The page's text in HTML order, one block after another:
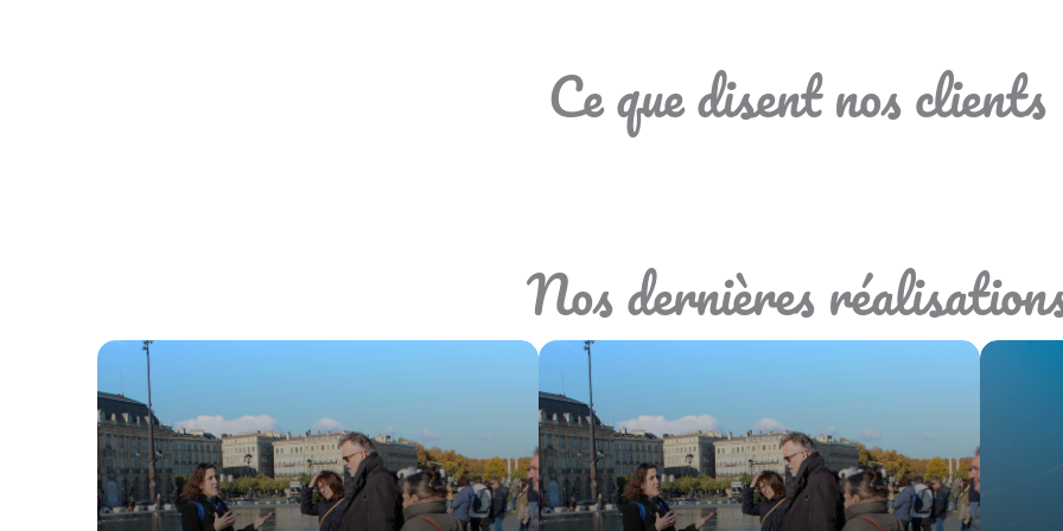
Ce que disent nos clients
Nos dernières